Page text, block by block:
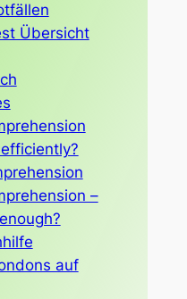
Übersicht
–
auf